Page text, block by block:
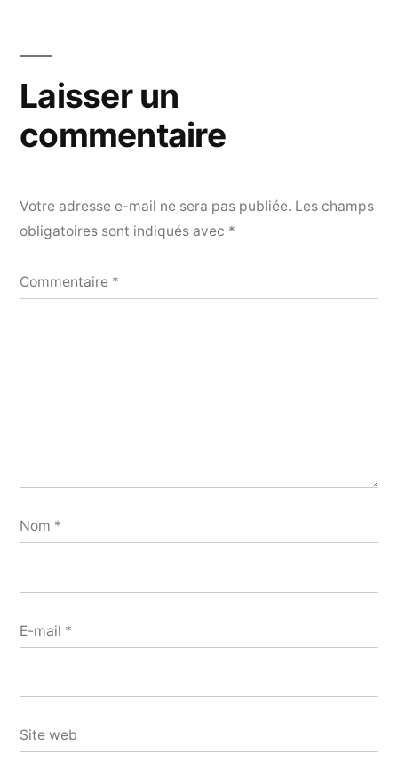
Laisser un
commentaire
Votre adresse e-mail ne sera pas publiée. Les champs
obligatoires sont indiqués avec *
Commentaire *
Nom *
E-mail *
Site web